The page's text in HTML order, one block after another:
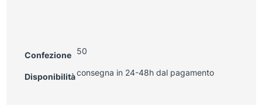
Confezione 50
Disponibilitàconsegna in 24-48h dal pagamento